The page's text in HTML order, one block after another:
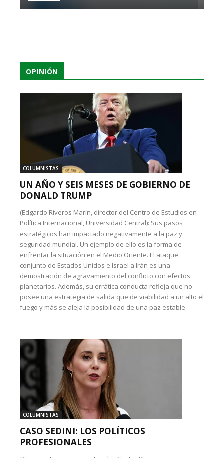
OPINIÓN
COLUMNISTAS
UN AÑO Y SEIS MESES DE GOBIERNO DE
DONALD TRUMP
(Edgardo Riveros Marín, director del Centro de Estudios en
Política Internacional, Universidad Central): Sus pasos
estratégicos han impactado negativamente a la paz y
seguridad mundial. Un ejemplo de ello es la forma de
enfrentar la situación en el Medio Oriente. El ataque
conjunto de Estados Unidos e Israel a Irán es una
demostración de agravamiento del conflicto con efectos
planetarios. Además, su errática conducta refleja que no
posee una estrategia de salida que de viabilidad a un alto el
fuego y más se aleja la posibilidad de una paz estable.
COLUMNISTAS
CASO SEDINI: LOS POLÍTICOS
PROFESIONALES